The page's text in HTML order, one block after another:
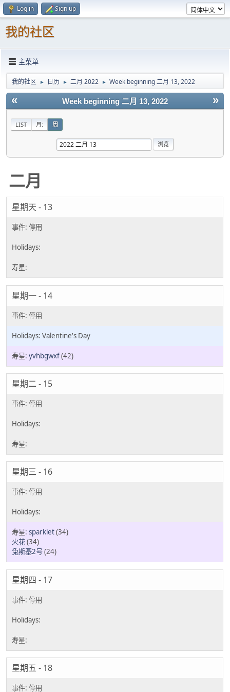
Log in Sign up
我的社区
主菜单
我的社区 ► 日历 ► 二月 2022 ► Week beginning 二月 13, 2022
« »
Week beginning 二月 13, 2022
LIST 月: 周
二月
星期天 - 13
星期一 - 14
Valentine's Day
yvhbgwxf(42)
星期二 - 15
星期三 - 16
sparklet(34)
火花(34)
兔斯基2号(24)
星期四 - 17
星期五 - 18